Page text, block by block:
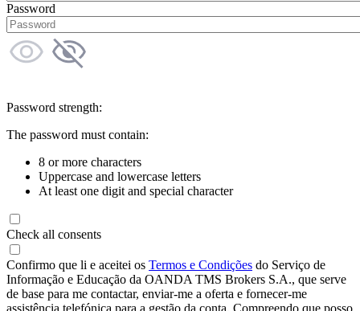
Password
Password strength:
The password must contain:
8 or more characters
Uppercase and lowercase letters
At least one digit and special character
Check all consents
Confirmo que li e aceitei os Termos e Condições do Serviço de
Informação e Educação da OANDA TMS Brokers S.A., que serve
de base para me contactar, enviar-me a oferta e fornecer-me
assistência telefónica para a gestão da conta. Compreendo que posso